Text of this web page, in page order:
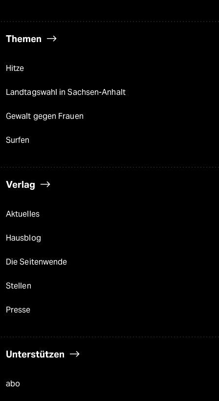
Themen
Hitze
Landtagswahl in Sachsen-Anhalt
Gewalt gegen Frauen
Surfen
Verlag
Aktuelles
Hausblog
Die Seitenwende
Stellen
Presse
Unterstützen
abo